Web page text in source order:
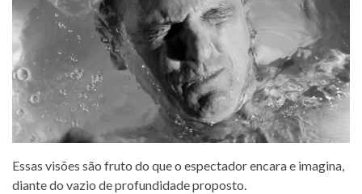
Essas visões são fruto do que o espectador encara e imagina,
diante do vazio de profundidade proposto.